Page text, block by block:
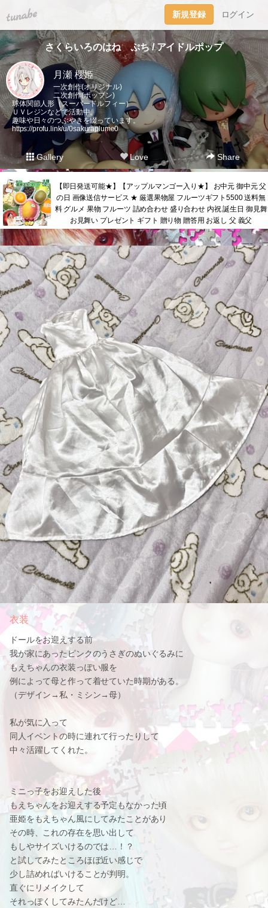
tuna.be 新規登録 ログイン
さくらいろのはね ぷち / アイドルポップ
月瀬 櫻姫
一次創作(オリジナル)
二次創作(ポップン)
球体関節人形（スーパードルフィー）
ＵＶレジンなどで活動中。
趣味や日々のつぶやきを綴っています。
https://profu.link/u/0sakuraplume0
Gallery Love Share
【即日発送可能★】【アップルマンゴー入り★】 お中元 御中元 父
の日 画像送信サービス ★ 厳選果物屋 フルーツギフト5500 送料無
料 グルメ 果物 フルーツ 詰め合わせ 盛り合わせ 内祝 誕生日 御見舞
お見舞い プレゼント ギフト 贈り物 贈答用 お返し 父 義父
衣装
ドールをお迎えする前
我が家にあったピンクのうさぎのぬいぐるみに
もえちゃんの衣装っぽい服を
例によって母と作って着せていた時期がある。
（デザイン→私・ミシン→母）
私が気に入って
同人イベントの時に連れて行ったりして
中々活躍してくれた。
ミニっ子をお迎えした後
もえちゃんをお迎えする予定もなかった頃
亜姫をもえちゃん風にしてみたことがあり
その時、これの存在を思い出して
もしやサイズいけるのでは…！？
と試してみたところほぼ近い感じで
少し詰めればいけることが判明。
直ぐにリメイクして
それっぽくしてみたんだけど…